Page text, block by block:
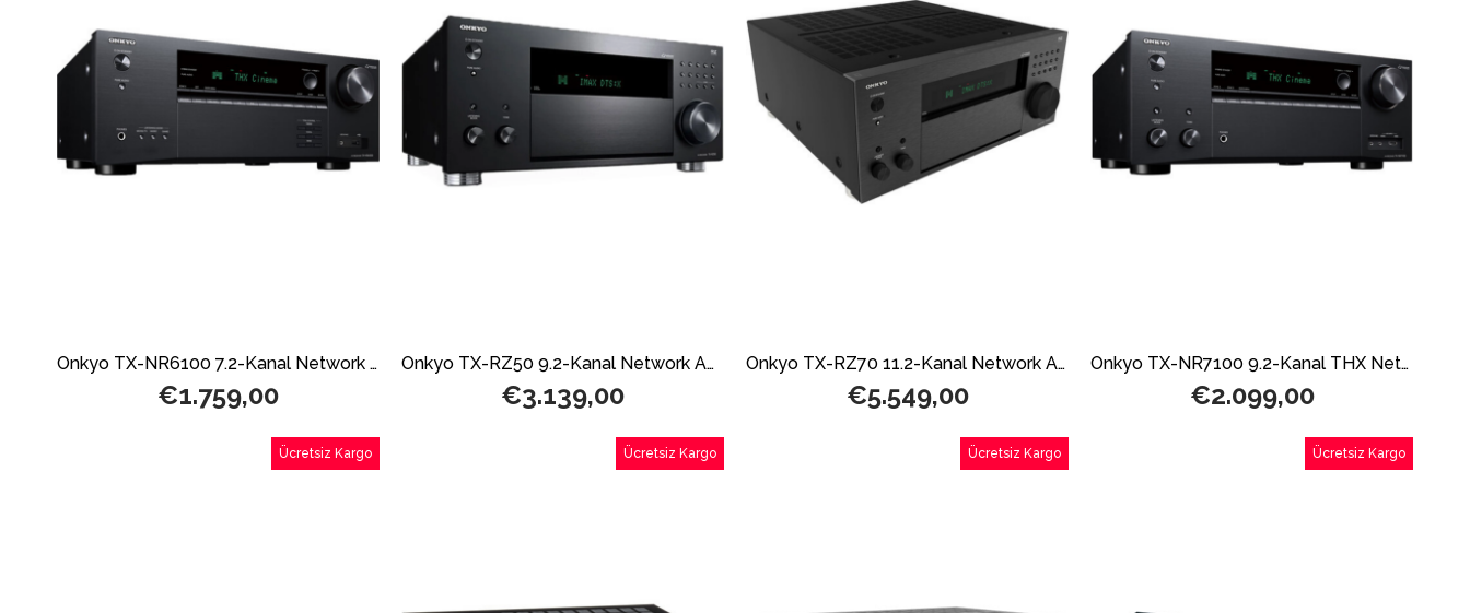
Onkyo TX-NR6100 7.2-Kanal Network A/V Receiver
€1.759,00
Onkyo TX-RZ50 9.2-Kanal Network A/V Receiver
€3.139,00
Onkyo TX-RZ70 11.2-Kanal Network A/V Receiver
€5.549,00
Onkyo TX-NR7100 9.2-Kanal THX Network A/V Receiver
€2.099,00
Ücretsiz Kargo Ücretsiz Kargo Ücretsiz Kargo Ücretsiz Kargo